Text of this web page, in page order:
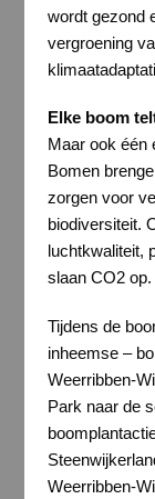
wordt gezond
vergroening
Elke boom
Maar ook één
Bomen
zorgen voor
biodiversiteit.
luchtkwaliteit,
slaan CO2 op.
Tijdens de
inheemse –
Weerribben-
Park naar de
Weerribben-